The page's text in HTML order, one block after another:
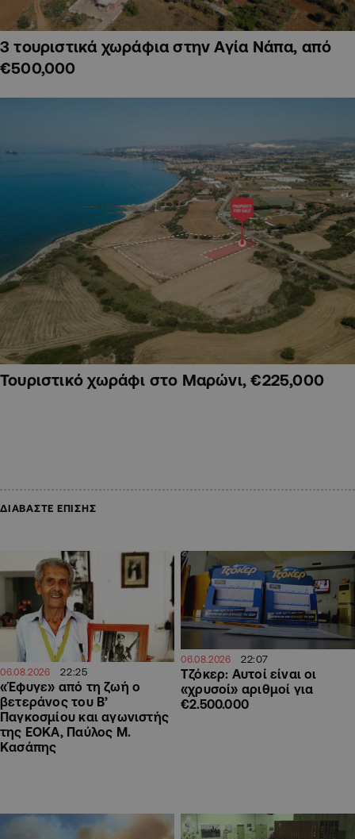
3 τουριστικά χωράφια στην Αγία Νάπα, από
€500,000
Τουριστικό χωράφι στο Μαρώνι, €225,000
ΔΙΑΒΑΣΤΕ ΕΠΙΣΗΣ
06.08.2026 22:25
«Έφυγε» από τη ζωή ο
βετεράνος του Β’
Παγκοσμίου και αγωνιστής
της ΕΟΚΑ, Παύλος Μ.
Κασάπης
06.08.2026 22:07
Τζόκερ: Αυτοί είναι οι
«χρυσοί» αριθμοί για
€2.500.000